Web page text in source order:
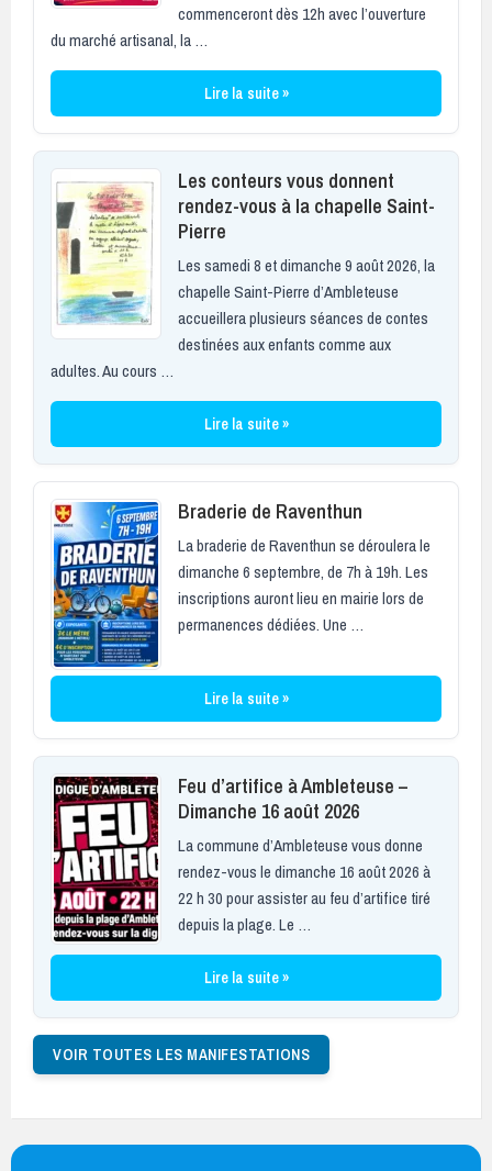
commenceront dès 12h avec l’ouverture
du marché artisanal, la …
Lire la suite »
Les conteurs vous donnent
rendez-vous à la chapelle Saint-
Pierre
Les samedi 8 et dimanche 9 août 2026, la
chapelle Saint-Pierre d’Ambleteuse
accueillera plusieurs séances de contes
destinées aux enfants comme aux
adultes. Au cours …
Lire la suite »
Braderie de Raventhun
La braderie de Raventhun se déroulera le
dimanche 6 septembre, de 7h à 19h. Les
inscriptions auront lieu en mairie lors de
permanences dédiées. Une …
Lire la suite »
Feu d’artifice à Ambleteuse –
Dimanche 16 août 2026
La commune d’Ambleteuse vous donne
rendez-vous le dimanche 16 août 2026 à
22 h 30 pour assister au feu d’artifice tiré
depuis la plage. Le …
Lire la suite »
VOIR TOUTES LES MANIFESTATIONS